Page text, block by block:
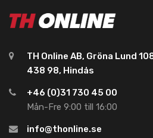
TH Online AB, Gröna Lund
438 98, Hindås
+46 (0)31 730 45 00
Mån-Fre 9:00 till 16:00
info@thonline.se